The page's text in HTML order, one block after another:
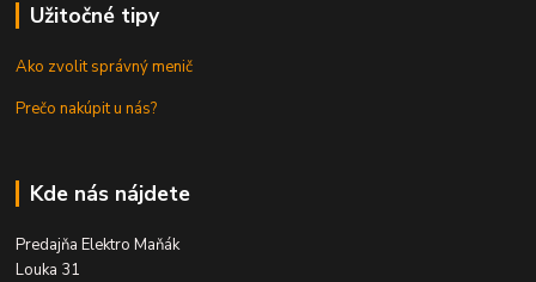
Užitočné tipy
Ako zvolit správný menič
Prečo nakúpit u nás?
Kde nás nájdete
Predajňa Elektro Maňák
Louka 31